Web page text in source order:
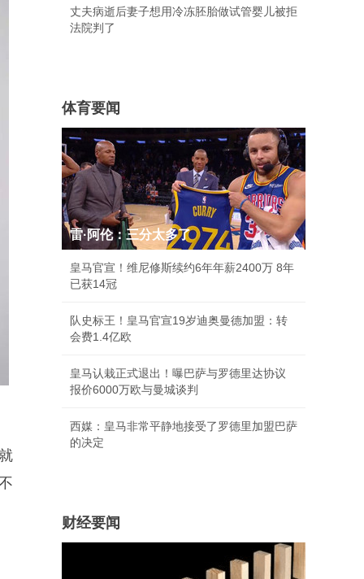
丈夫病逝后妻子想用冷冻胚胎做试管婴儿被拒
法院判了
体育要闻
雷·阿伦：三分太多了
皇马官宣！维尼修斯续约6年年薪2400万 8年
已获14冠
队史标王！皇马官宣19岁迪奥曼德加盟：转
会费1.4亿欧
皇马认栽正式退出！曝巴萨与罗德里达协议
报价6000万欧与曼城谈判
西媒：皇马非常平静地接受了罗德里加盟巴萨
的决定
财经要闻